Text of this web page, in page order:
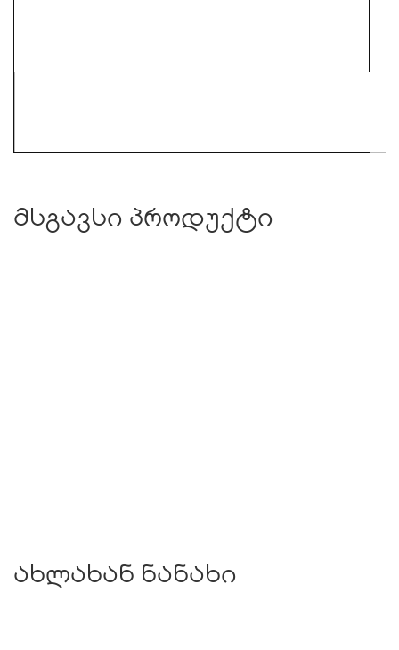
მსგავსი პროდუქტი
ახლახან ნანახი